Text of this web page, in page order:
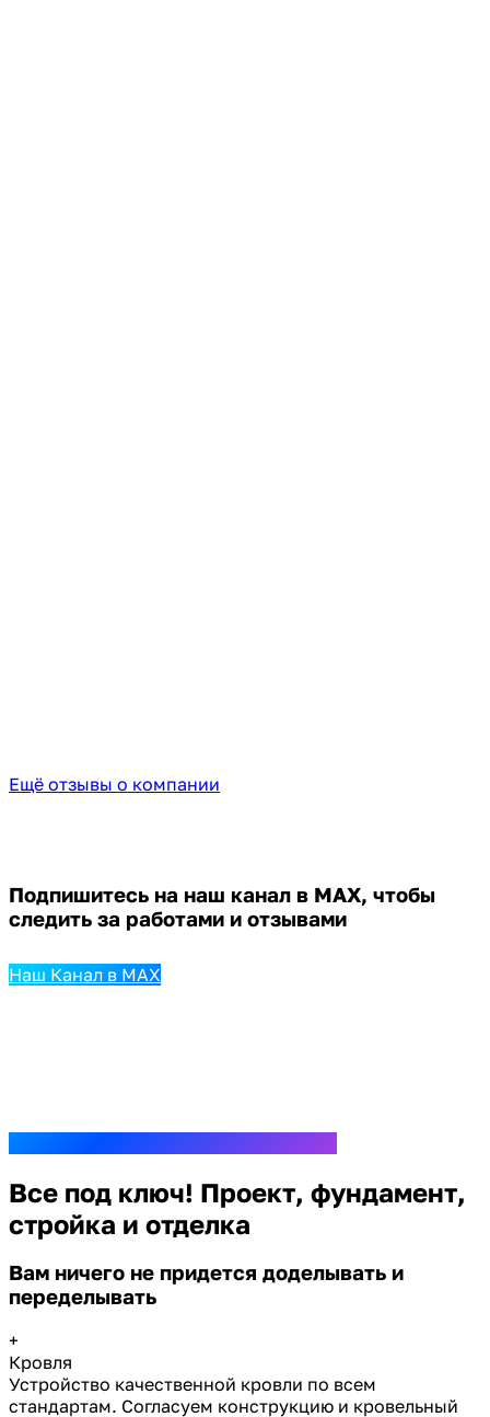
Ещё отзывы о компании
Подпишитесь на наш канал в MAX, чтобы
следить за работами и отзывами
Наш Канал в MAX
Все под ключ! Проект, фундамент,
стройка и отделка
Вам ничего не придется доделывать и
переделывать
+
Кровля
Устройство качественной кровли по всем
стандартам. Согласуем конструкцию и кровельный